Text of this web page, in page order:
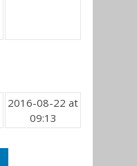
2016-08-22 at
09:13